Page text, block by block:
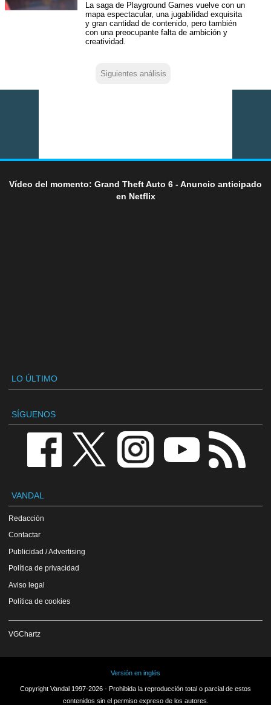
La saga de Playground Games vuelve con un
mapa espectacular, una jugabilidad exquisita
y gran cantidad de contenido, pero también
con una preocupante falta de ambición y
creatividad.
Siguientes análisis
Vídeo del momento: Grand Theft Auto 6 - Anuncio anticipado
en Netflix
LO ÚLTIMO
SÍGUENOS
VANDAL
Redacción
Contactar
Publicidad / Advertising
Política de privacidad
Aviso legal
Política de cookies
VGChartz
Versión en inglés
Copyright Vandal 1997-2026 - Prohibida la reproducción total o parcial de estos
contenidos sin el permiso expreso de los autores.